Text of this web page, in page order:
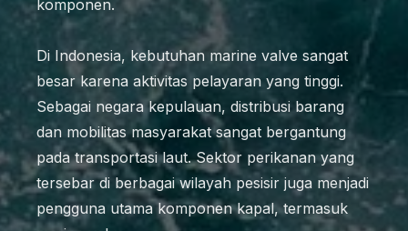
komponen.
Di Indonesia, kebutuhan marine valve sangat
besar karena aktivitas pelayaran yang tinggi.
Sebagai negara kepulauan, distribusi barang
dan mobilitas masyarakat sangat bergantung
pada transportasi laut. Sektor perikanan yang
tersebar di berbagai wilayah pesisir juga menjadi
pengguna utama komponen kapal, termasuk